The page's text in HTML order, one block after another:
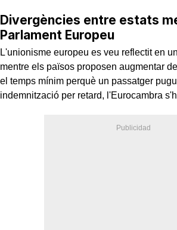
Divergències entre estats
Parlament Europeu
L'unionisme europeu es veu reflectit en
mentre els països proposen augmentar
el temps mínim perquè un passatger
indemnització per retard, l'Eurocambra